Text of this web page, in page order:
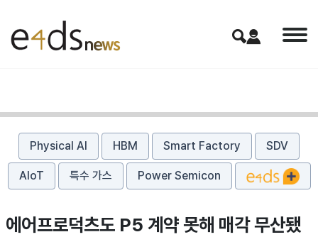
Physical AI HBM Smart Factory SDV
AIoT 특수 가스 Power Semicon
에어프로덕츠도 P5 계약 못해 매각 무산됐